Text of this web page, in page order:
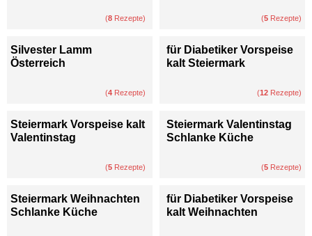
(8 Rezepte) (5 Rezepte)
Silvester Lamm
Österreich
(4 Rezepte)
für Diabetiker Vorspeise
kalt Steiermark
(12 Rezepte)
Steiermark Vorspeise kalt
Valentinstag
(5 Rezepte)
Steiermark Valentinstag
Schlanke Küche
(5 Rezepte)
Steiermark Weihnachten
Schlanke Küche
für Diabetiker Vorspeise
kalt Weihnachten